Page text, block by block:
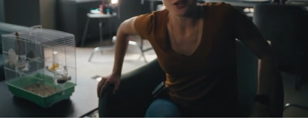
Upali
zvuk
Loaded
100.00%